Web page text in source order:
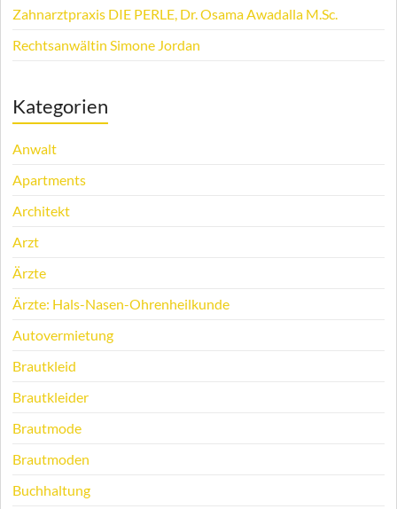
Zahnarztpraxis DIE PERLE, Dr. Osama Awadalla M.Sc.
Rechtsanwältin Simone Jordan
Kategorien
Anwalt
Apartments
Architekt
Arzt
Ärzte
Ärzte: Hals-Nasen-Ohrenheilkunde
Autovermietung
Brautkleid
Brautkleider
Brautmode
Brautmoden
Buchhaltung